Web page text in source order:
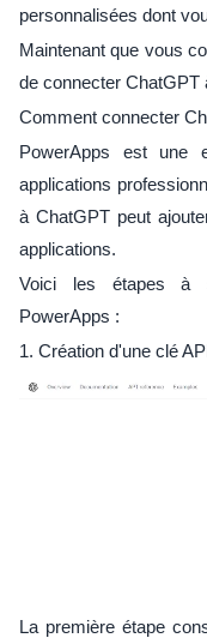
personnalisées dont
Maintenant que vous
de connecter ChatGPT
Comment connecter
PowerApps est une
applications
à ChatGPT peut
applications.
Voici les étapes à
PowerApps :
1. Création d'une clé
La première étape